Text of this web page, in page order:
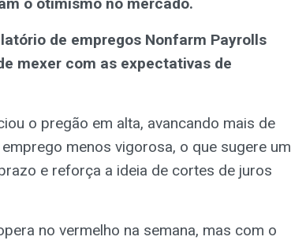
de empregos Nonfarm Payrolls
mexer com as expectativas de
o pregão em alta, avancando mais de
menos vigorosa, o que sugere um
e reforça a ideia de cortes de juros
no vermelho na semana, mas com o